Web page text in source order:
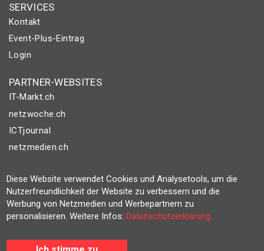
SERVICES
Kontakt
Event-Plus-Eintrag
Login
PARTNER-WEBSITES
IT-Markt.ch
netzwoche.ch
ICTjournal
netzmedien.ch
© NETZMEDIEN AG 2026
Impressum
AGB
Nutzungsbestimmungen
Datenschutzerklärung
Diese Website verwendet Cookies und Analysetools, um die
Nutzerfreundlichkeit der Website zu verbessern und die
Werbung von Netzmedien und Werbepartnern zu
personalisieren. Weitere Infos:Datenschutzerklärung